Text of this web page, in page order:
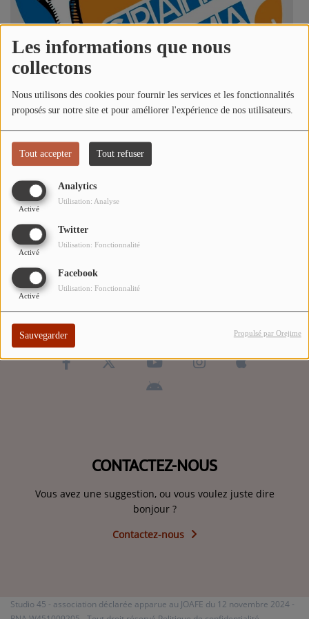
Les informations que nous
collectons
Nous utilisons des cookies pour fournir les services et les fonctionnalités
proposés sur notre site et pour améliorer l'expérience de nos utilisateurs.
Tout accepter Tout refuser
Analytics
Activé
Utilisation: Analyse
Twitter
Activé
Utilisation: Fonctionnalité
Facebook
Activé
Utilisation: Fonctionnalité
Sauvegarder Propulsé par Orejime
L'ÉNERGIE DES 9 ÉTOILES
"SI ON CHANTAIT", L'ÉMISSION
SONS 2 DARONS
La Radio
EQUIPE
PODCASTS
INTERVIEW
Musique
TITRES DIFFUSÉS
ARTISTES
TOP 10
Contact
https://open.spotify.com/show/
CONTACTEZ-NOUS
Vous avez une suggestion, ou vous voulez juste dire
bonjour ?
Contactez-nous
Studio 45 - association déclarée apparue au JOAFE du 12 novembre 2024 -